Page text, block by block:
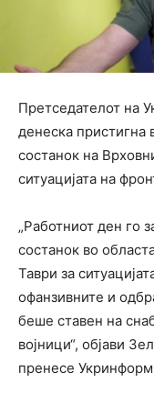
Претседателот на
денеска
состанок на
ситуацијата на
„Работниот ден го
состанок во
Таври за
офанзивните и
беше ставен на
војници“, објави
пренесе